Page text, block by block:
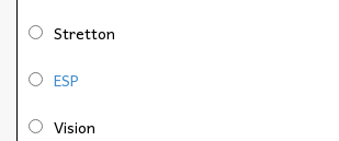
Stretton
ESP
Vision